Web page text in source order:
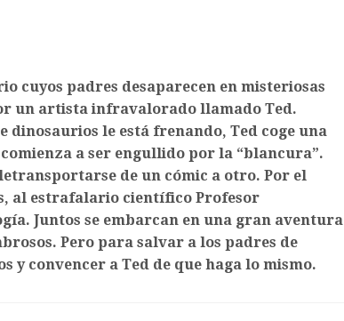
cuyos padres desaparecen en misteriosas
un artista infravalorado llamado Ted.
dinosaurios le está frenando, Ted coge una
a ser engullido por la “blancura”.
de un cómic a otro. Por el
al estrafalario científico Profesor
Juntos se embarcan en una gran aventura
Pero para salvar a los padres de
y convencer a Ted de que haga lo mismo.